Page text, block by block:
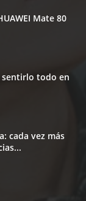
Mate 80
sentirlo todo en
cada vez más